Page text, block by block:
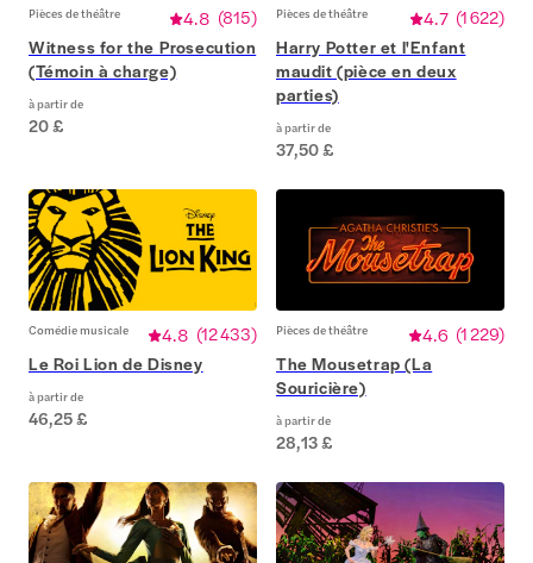
Pièces de théâtre 4.8 (815)
Witness for the Prosecution
(Témoin à charge)
à partir de
20 £
Pièces de théâtre 4.7 (1 622)
Harry Potter et l'Enfant
maudit (pièce en deux
parties)
à partir de
37,50 £
Comédie musicale 4.8 (12 433)
Le Roi Lion de Disney
à partir de
46,25 £
Pièces de théâtre 4.6 (1 229)
The Mousetrap (La
Souricière)
à partir de
28,13 £